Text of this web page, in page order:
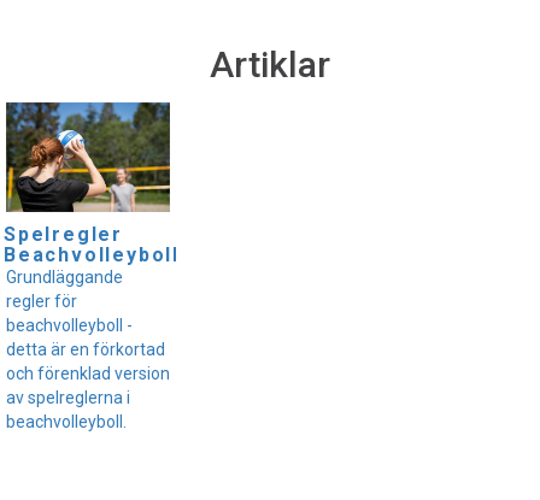
Artiklar
Spelregler
Beachvolleyboll
Grundläggande
regler för
beachvolleyboll -
detta är en förkortad
och förenklad version
av spelreglerna i
beachvolleyboll.